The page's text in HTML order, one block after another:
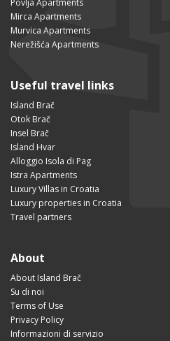
Povlja Apartments
Mirca Apartments
Murvica Apartments
Nerežišća Apartments
Useful travel links
Island Brač
Otok Brač
Insel Brač
Island Hvar
Alloggio Isola di Pag
Istra Apartments
Luxury Villas in Croatia
Luxury properties in Croatia
Travel partners
About
About Island Brač
Su di noi
Terms of Use
Privacy Policy
Informazioni di servizio